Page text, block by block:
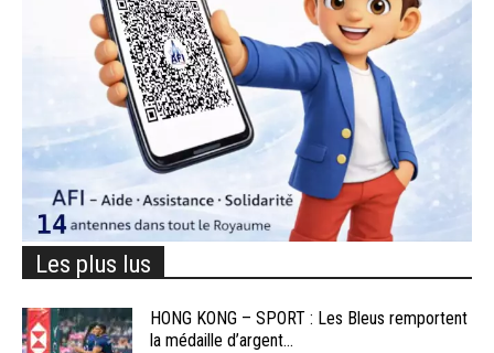
Les plus lus
HONG KONG – SPORT : Les Bleus remportent
la médaille d’argent...